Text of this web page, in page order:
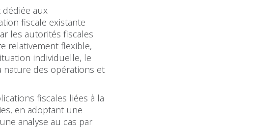
dédiée aux
fiscale existante
les autorités fiscales
relativement flexible,
individuelle, le
nature des opérations et
fiscales liées à la
en adoptant une
analyse au cas par